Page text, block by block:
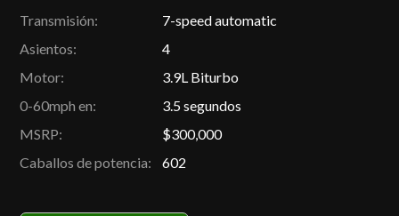
Transmisión:
7-speed automatic
Asientos:
4
Motor:
3.9L Biturbo
0-60mph en:
3.5 segundos
MSRP:
$300,000
Caballos de potencia:
602